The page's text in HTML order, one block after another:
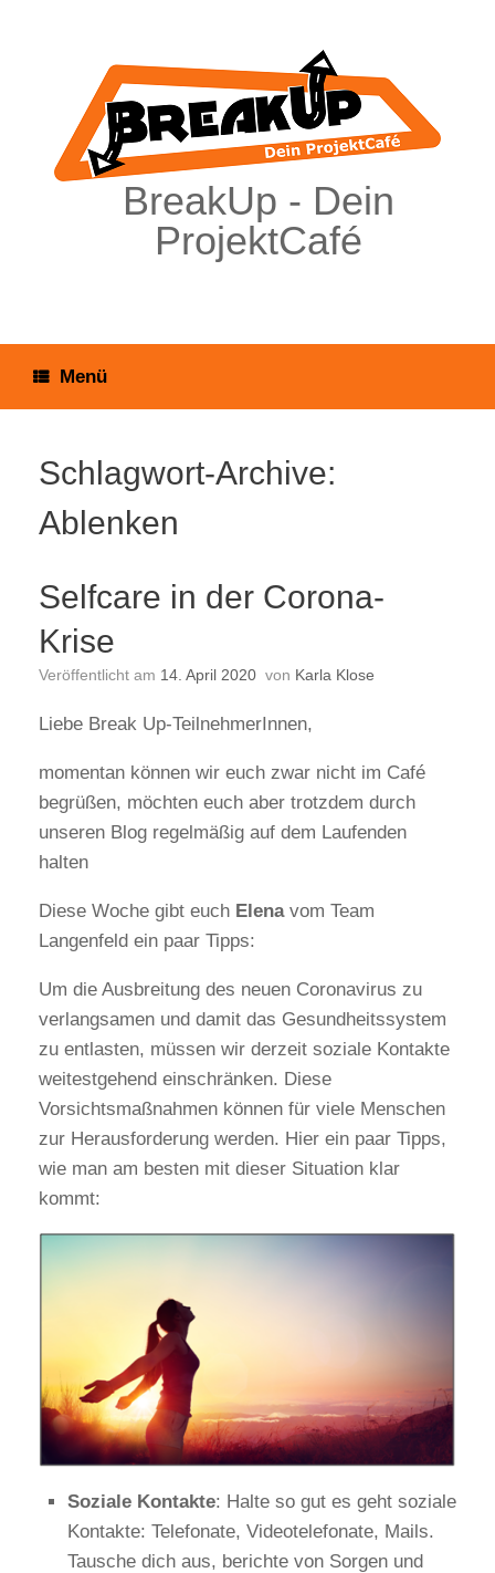
BreakUp - Dein
ProjektCafé
Menü
Schlagwort-Archive:
Ablenken
Selfcare in der Corona-
Krise
Veröffentlicht am 14. April 2020 von Karla Klose
Liebe Break Up-TeilnehmerInnen,
momentan können wir euch zwar nicht im Café
begrüßen, möchten euch aber trotzdem durch
unseren Blog regelmäßig auf dem Laufenden
halten
Diese Woche gibt euch Elenavom Team
Langenfeld ein paar Tipps:
Um die Ausbreitung des neuen Coronavirus zu
verlangsamen und damit das Gesundheitssystem
zu entlasten, müssen wir derzeit soziale Kontakte
weitestgehend einschränken. Diese
Vorsichtsmaßnahmen können für viele Menschen
zur Herausforderung werden. Hier ein paar Tipps,
wie man am besten mit dieser Situation klar
kommt:
Soziale Kontakte: Halte so gut es geht soziale
Kontakte: Telefonate, Videotelefonate, Mails.
Tausche dich aus, berichte von Sorgen und